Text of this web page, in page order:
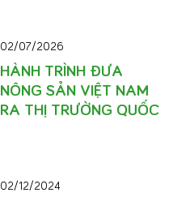
02/07/2026
HÀNH TRÌNH ĐƯA
NÔNG SẢN VIỆT NAM
RA THỊ TRƯỜNG QUỐC
02/12/2024